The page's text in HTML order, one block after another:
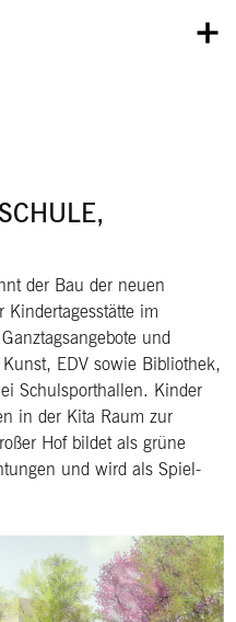
der Bau der neuen
im
und
EDV sowie Bibliothek,
Schulsporthallen. Kinder
in der Kita Raum zur
Hof bildet als grüne
und wird als Spiel-